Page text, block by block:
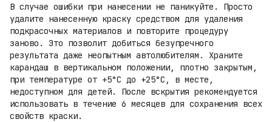
В случае ошибки при нанесении не паникуйте. Просто
удалите нанесенную краску средством для удаления
подкрасочных материалов и повторите процедуру
заново. Это позволит добиться безупречного
результата даже неопытным автолюбителям. Храните
карандаш в вертикальном положении, плотно закрытым,
при температуре от +5°C до +25°C, в месте,
недоступном для детей. После вскрытия рекомендуется
использовать в течение 6 месяцев для сохранения всех
свойств краски.